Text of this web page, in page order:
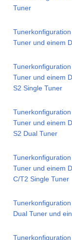
Tuner
Tuner und einem
Tuner und einem
S2 Single Tuner
Tuner und einem
S2 Dual Tuner
Tuner und einem
C/T2 Single Tuner
Dual Tuner und